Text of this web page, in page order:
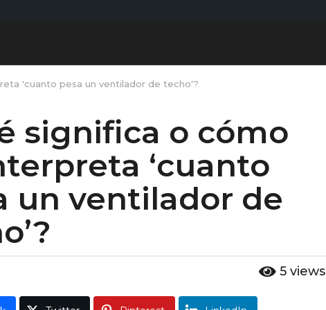
'cuanto pesa un ventilador de techo'?
significa o cómo
‘cuanto
un ventilador de
5 views